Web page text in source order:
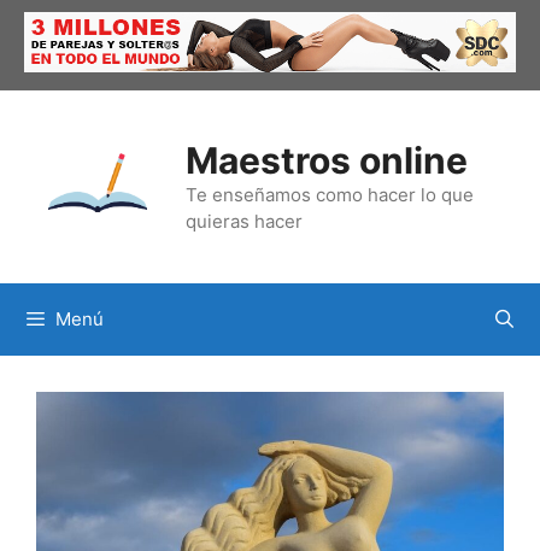
Saltar
contenido
Maestros online
Te enseñamos como hacer lo que
quieras hacer
Menú